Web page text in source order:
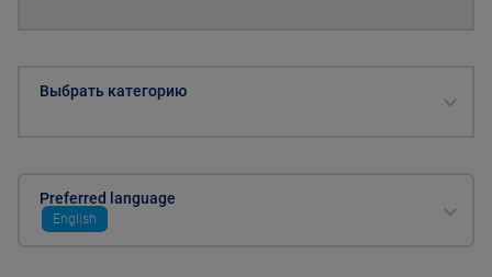
Выбрать категорию
Preferred language
English